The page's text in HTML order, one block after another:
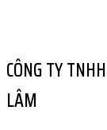
CÔNG TY
LÂM